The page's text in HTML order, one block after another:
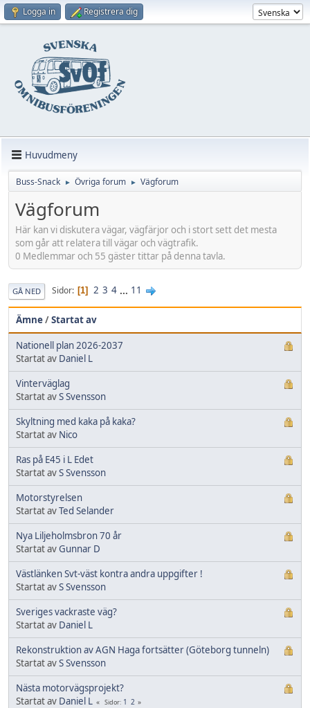
Logga in Registrera dig
Huvudmeny
Buss-Snack ► Övriga forum ► Vägforum
Vägforum
Här kan vi diskutera vägar, vägfärjor och i stort sett det mesta
som går att relatera till vägar och vägtrafik.
0 Medlemmar och 55 gäster tittar på denna tavla.
GÅ NED Sidor 1 2 3 4 ... 11
Ämne/Startat av
Nationell plan 2026-2037
Startat av Daniel L
Vinterväglag
Startat avS Svensson
Skyltning med kaka på kaka?
Startat av Nico
Ras på E45 i L Edet
Startat avS Svensson
Motorstyrelsen
Startat avTed Selander
Nya Liljeholmsbron 70 år
Startat avGunnar D
Västlänken Svt-väst kontra andra uppgifter !
Startat avS Svensson
Sveriges vackraste väg?
Startat av Daniel L
Rekonstruktion av AGN Haga fortsätter (Göteborg tunneln)
Startat avS Svensson
Nästa motorvägsprojekt?
Startat av Daniel L Sidor 1 2